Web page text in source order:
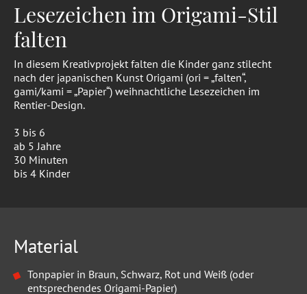
Lesezeichen im Origami-Stil
falten
In diesem Kreativprojekt falten die Kinder ganz stilecht
nach der japanischen Kunst Origami (ori = „falten“,
gami/kami = „Papier“) weihnachtliche Lesezeichen im
Rentier-Design.
3 bis 6
ab 5 Jahre
30 Minuten
bis 4 Kinder
Material
Tonpapier in Braun, Schwarz, Rot und Weiß (oder
entsprechendes Origami-Papier)